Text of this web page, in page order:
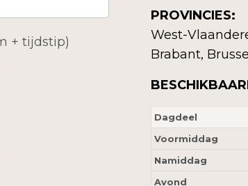
+ tijdstip)
PROVINCIES:
West-
Brabant, Brussel
Dagdeel
Voormiddag
Namiddag
Avond